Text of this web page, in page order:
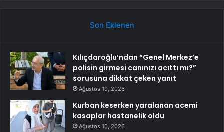
Son Eklenen
Kılıçdaroğlu’ndan “Genel Merkez’e
polisin girmesi canınızı acıttı mı?”
sorusuna dikkat çeken yanıt
Ağustos 10, 2026
Kurban keserken yaralanan acemi
kasaplar hastanelik oldu
Ağustos 10, 2026